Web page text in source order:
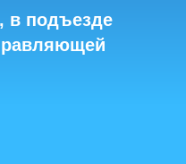
в подъезде